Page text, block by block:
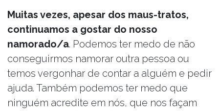
Muitas vezes, apesar dos maus-tratos,
continuamos a gostar do nosso
namorado/a. Podemos ter medo de não
conseguirmos namorar outra pessoa ou
temos vergonhar de contar a alguém e pedir
ajuda. Também podemos ter medo que
ninguém acredite em nós, que nos façam